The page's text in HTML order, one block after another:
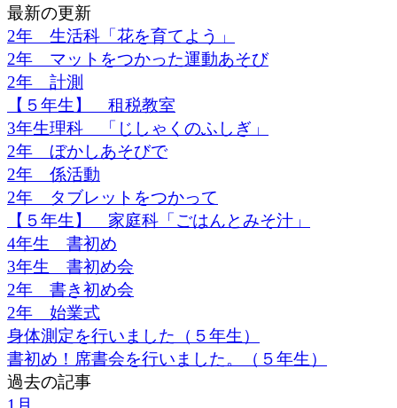
最新の更新
2年 生活科「花を育てよう」
2年 マットをつかった運動あそび
2年 計測
【５年生】 租税教室
3年生理科 「じしゃくのふしぎ」
2年 ぼかしあそびで
2年 係活動
2年 タブレットをつかって
【５年生】 家庭科「ごはんとみそ汁」
4年生 書初め
3年生 書初め会
2年 書き初め会
2年 始業式
身体測定を行いました（５年生）
書初め！席書会を行いました。（５年生）
過去の記事